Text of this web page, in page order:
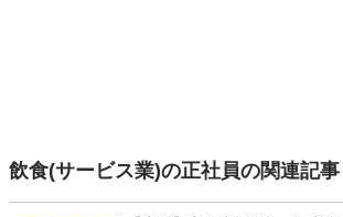
飲食(サービス業)の正社員の関連記事